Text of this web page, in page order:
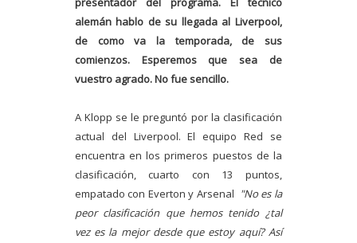
alemán hablo de su llegada al Liverpool,
de como va la temporada, de sus
comienzos. Esperemos que sea de
vuestro agrado. No fue sencillo.
A Klopp se le preguntó por la clasificación
actual del Liverpool. El equipo Red se
encuentra en los primeros puestos de la
clasificación, cuarto con 13 puntos,
empatado con Everton y Arsenal "No es la
peor clasificación que hemos tenido ¿tal
vez es la mejor desde que estoy aquí? Así